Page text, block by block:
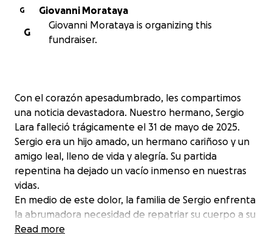
G
Giovanni Morataya
G
Giovanni Morataya is organizing this
fundraiser.
Con el corazón apesadumbrado, les compartimos
una noticia devastadora. Nuestro hermano, Sergio
Lara falleció trágicamente el 31 de mayo de 2025.
Sergio era un hijo amado, un hermano cariñoso y un
amigo leal, lleno de vida y alegría. Su partida
repentina ha dejado un vacío inmenso en nuestras
vidas.
En medio de este dolor, la familia de Sergio enfrenta
la abrumadora necesidad de repatriar su cuerpo a su
país de origen Honduras para que pueda descansar
Read more